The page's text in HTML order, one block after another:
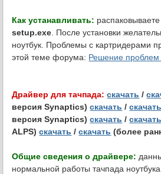
Как устанавливать:
setup.exe . После установки
ноутбук. Проблемы с картридерами
этой теме форума: Решение проблем
Драйвер для тачпада: скачать /
версия Synaptics)скачать /скачать
версия Synaptics)скачать /скачать
ALPS)скачать /скачать (более
Общие сведения о драйвере:
нормальной работы тачпада